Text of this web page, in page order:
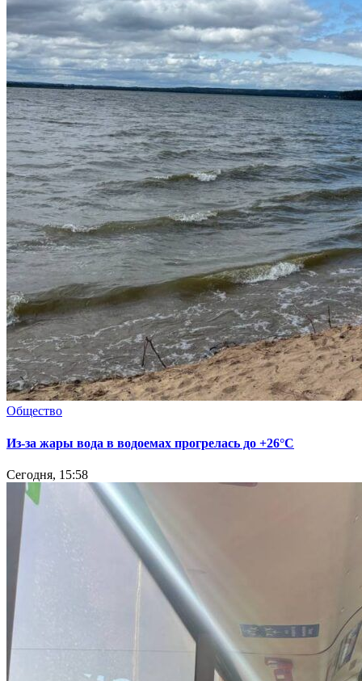
Общество
Из-за жары вода в водоемах прогрелась до +26°C
Сегодня, 15:58